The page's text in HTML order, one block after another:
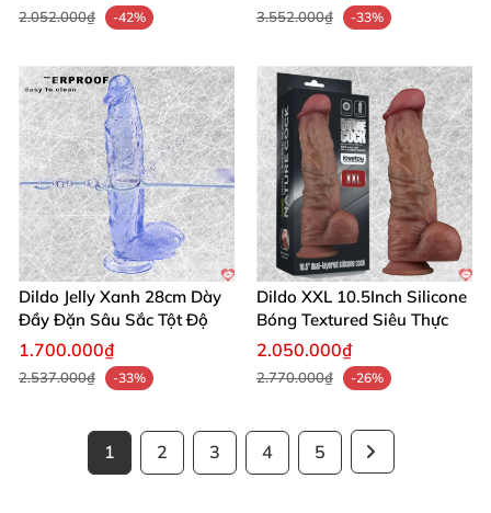
2.052.000₫ -42% 3.552.000₫ -33%
Dildo Jelly Xanh 28cm Dày
Đầy Đặn Sâu Sắc Tột Độ
1.700.000₫
2.537.000₫ -33%
Dildo XXL 10.5Inch Silicone
Bóng Textured Siêu Thực
2.050.000₫
2.770.000₫ -26%
1 2 3 4 5